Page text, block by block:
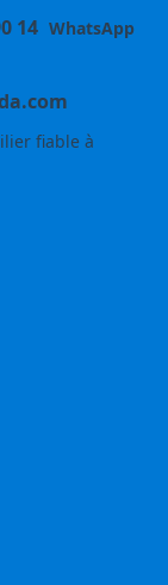
14 WhatsApp
fiable à